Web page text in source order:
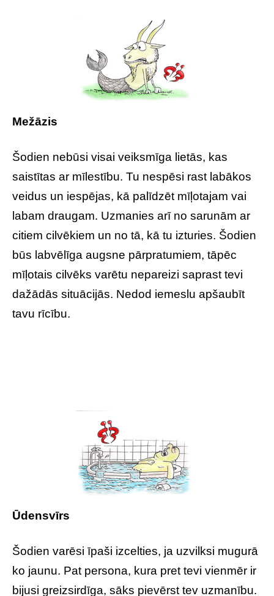
Mežāzis
Šodien nebūsi visai veiksmīga lietās, kas
saistītas ar mīlestību. Tu nespēsi rast labākos
veidus un iespējas, kā palīdzēt mīļotajam vai
labam draugam. Uzmanies arī no sarunām ar
citiem cilvēkiem un no tā, kā tu izturies. Šodien
būs labvēlīga augsne pārpratumiem, tāpēc
mīļotais cilvēks varētu nepareizi saprast tevi
dažādās situācijās. Nedod iemeslu apšaubīt
tavu rīcību.
Ūdensvīrs
Šodien varēsi īpaši izcelties, ja uzvilksi mugurā
ko jaunu. Pat persona, kura pret tevi vienmēr ir
bijusi greizsirdīga, sāks pievērst tev uzmanību.